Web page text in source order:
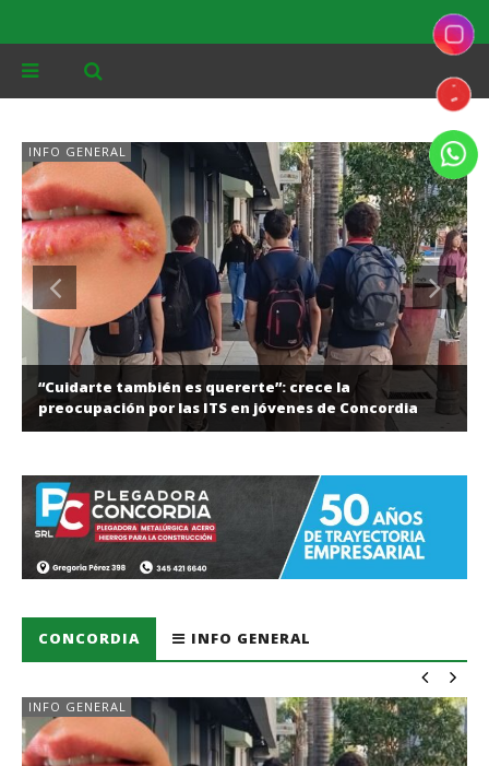
INFO GENERAL
“Cuidarte también es quererte”: crece la
preocupación por las ITS en jóvenes de Concordia
CONCORDIA INFO GENERAL
INFO GENERAL